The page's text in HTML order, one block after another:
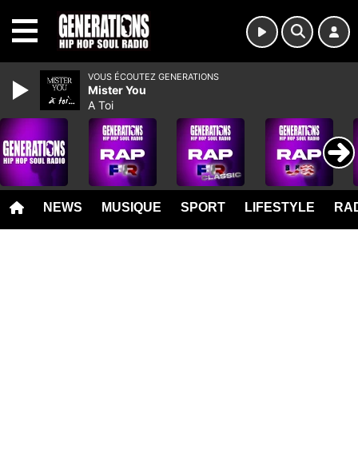
NEWS MUSIQUE SPORT LIFESTYLE
VOUS ÉCOUTEZ GENERATIONS
Mister You
A Toi